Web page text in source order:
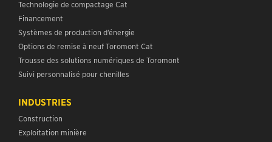
Technologie de compactage Cat
Financement
Systèmes de production d’énergie
Options de remise à neuf Toromont Cat
Trousse des solutions numériques de Toromont
Suivi personnalisé pour chenilles
INDUSTRIES
Construction
Exploitation minière